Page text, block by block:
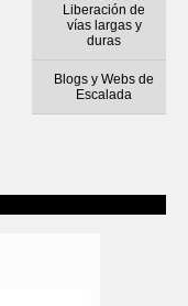
Liberación de
vías largas y
duras
Blogs y Webs de
Escalada